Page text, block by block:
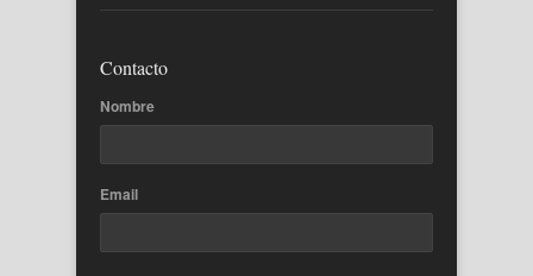
Contacto
Nombre
Email